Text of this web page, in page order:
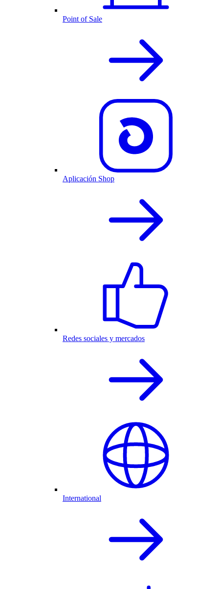
Point of Sale
Aplicación Shop
Redes sociales y mercados
International